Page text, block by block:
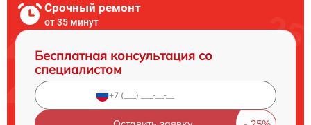
Срочный ремонт
от 35 минут
Бесплатная консультация со
специалистом